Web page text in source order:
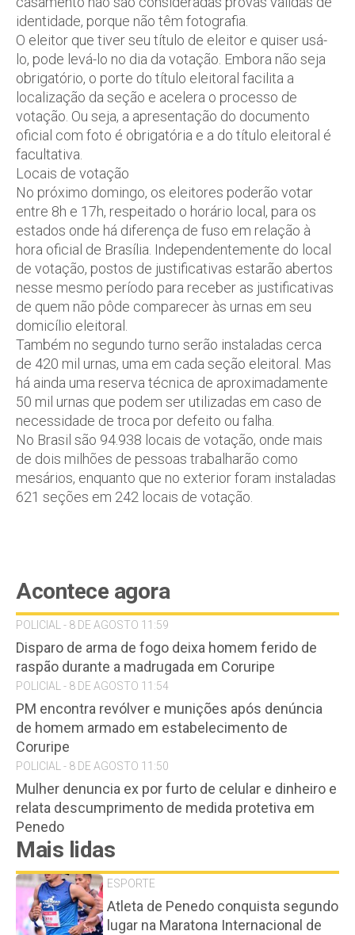
identidade, porque não têm fotografia.
O eleitor que tiver seu título de eleitor e quiser usá-
lo, pode levá-lo no dia da votação. Embora não seja
obrigatório, o porte do título eleitoral facilita a
localização da seção e acelera o processo de
votação. Ou seja, a apresentação do documento
oficial com foto é obrigatória e a do título eleitoral é
facultativa.
Locais de votação
No próximo domingo, os eleitores poderão votar
entre 8h e 17h, respeitado o horário local, para os
estados onde há diferença de fuso em relação à
hora oficial de Brasília. Independentemente do local
de votação, postos de justificativas estarão abertos
nesse mesmo período para receber as justificativas
de quem não pôde comparecer às urnas em seu
domicílio eleitoral.
Também no segundo turno serão instaladas cerca
de 420 mil urnas, uma em cada seção eleitoral. Mas
há ainda uma reserva técnica de aproximadamente
50 mil urnas que podem ser utilizadas em caso de
necessidade de troca por defeito ou falha.
No Brasil são 94.938 locais de votação, onde mais
de dois milhões de pessoas trabalharão como
mesários, enquanto que no exterior foram instaladas
621 seções em 242 locais de votação.
Acontece agora
POLICIAL - 8 DE AGOSTO 11:59
Disparo de arma de fogo deixa homem ferido de
raspão durante a madrugada em Coruripe
POLICIAL - 8 DE AGOSTO 11:54
PM encontra revólver e munições após denúncia
de homem armado em estabelecimento de
Coruripe
POLICIAL - 8 DE AGOSTO 11:50
Mulher denuncia ex por furto de celular e dinheiro e
relata descumprimento de medida protetiva em
Penedo
Mais lidas
ESPORTE
Atleta de Penedo conquista segundo
lugar na Maratona Internacional de